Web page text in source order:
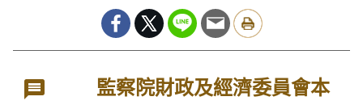
監察院財政及經濟委員會本